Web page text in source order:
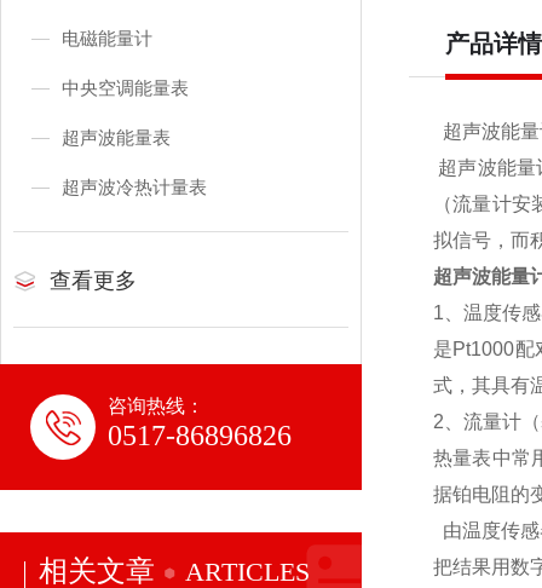
电磁能量计
中央空调能量表
超声波能量表
超声波冷热计量表
查看更多
咨询热线：
0517-86896826
相关文章 ARTICLES
产品详情
超声波能
超声波能
（流量计
拟信号，而
超声波能量
1、温度传
是Pt1000
式，其具有
2、流量计
热量表中常
据铂电阻的
由温度传
把结果用数